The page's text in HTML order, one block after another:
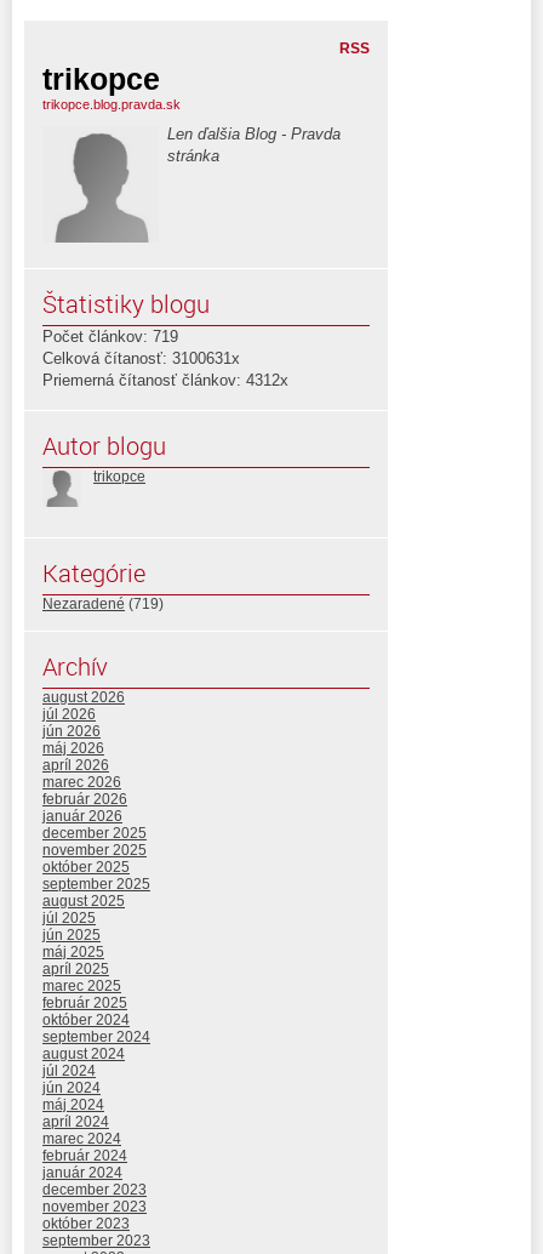
RSS
trikopce
trikopce.blog.pravda.sk
Len ďalšia Blog - Pravda
stránka
Štatistiky blogu
Počet článkov: 719
Celková čítanosť: 3100631x
Priemerná čítanosť článkov: 4312x
Autor blogu
trikopce
Kategórie
Nezaradené (719)
Archív
august 2026
júl 2026
jún 2026
máj 2026
apríl 2026
marec 2026
február 2026
január 2026
december 2025
november 2025
október 2025
september 2025
august 2025
júl 2025
jún 2025
máj 2025
apríl 2025
marec 2025
február 2025
október 2024
september 2024
august 2024
júl 2024
jún 2024
máj 2024
apríl 2024
marec 2024
február 2024
január 2024
december 2023
november 2023
október 2023
september 2023